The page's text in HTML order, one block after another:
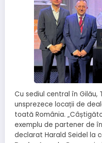
Cu sediul central în Gilău,
unsprezece locații de
toată România.
exemplu de partener de
declarat Harald Seidel la